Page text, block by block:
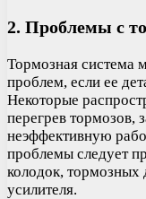
2. Проблемы с
Тормозная система
проблем, если ее
Некоторые
перегрев тормозов,
неэффективную
проблемы следует
колодок, тормозных
усилителя.